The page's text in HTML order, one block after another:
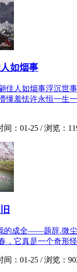
如烟事
佳人如烟事浮沉世
懂羞怯许永恒一生
间： 01-25 /浏览：
的成全——题辞.微尘
，它真是一个奇形
间： 01-25 /浏览：